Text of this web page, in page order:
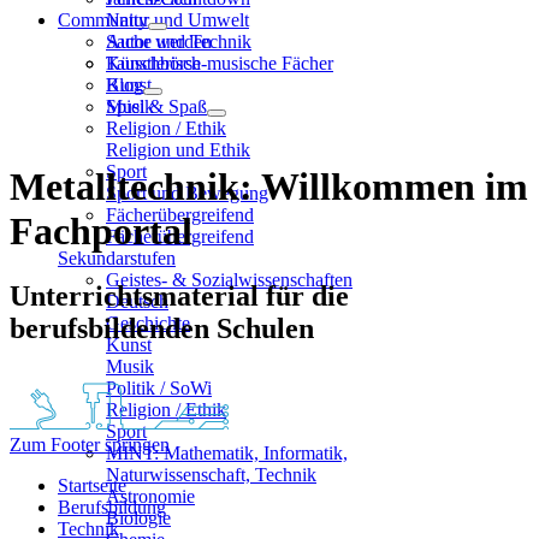
Natur und Umwelt
Sache und Technik
Künstlerisch-musische Fächer
Kunst
Musik
Religion / Ethik
Religion und Ethik
Sport
Sport und Bewegung
Fächerübergreifend
Fächerübergreifend
Sekundarstufen
Geistes- & Sozialwissenschaften
Deutsch
Geschichte
Kunst
Musik
Politik / SoWi
Religion / Ethik
Sport
MINT: Mathematik, Informatik,
Naturwissenschaft, Technik
Astronomie
Biologie
Community
Autor werden
Tauschbörse
Blog
Spiel & Spaß
Metalltechnik: Willkommen im
Fachportal
Unterrichtsmaterial für die
berufsbildenden Schulen
Zum Footer springen
Startseite
Berufsbildung
Technik